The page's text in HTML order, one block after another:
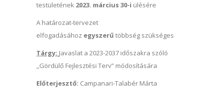
testületének 2023. március 30-i ülésére
A határozat-tervezet
elfogadásához egyszerű többség szükséges
Tárgy: Javaslat a 2023-2037 időszakra szóló
,,Gördülő Fejlesztési Terv” módosítására
Előterjesztő: Campanari-Talabér Márta